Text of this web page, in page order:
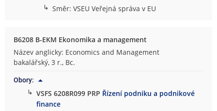
↳ Směr: VSEU Veřejná správa v EU
B6208 B-EKM Ekonomika a management
Název anglicky: Economics and Management
bakalářský, 3 r., Bc.
Obory:
↳ VSFS 6208R099 PRP Řízení podniku a podnikové
finance